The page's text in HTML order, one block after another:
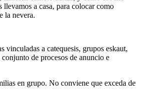
a casa, para colocar como
la nevera.
vinculadas a catequesis, grupos eskaut,
de procesos de anuncio e
en grupo. No conviene que exceda de